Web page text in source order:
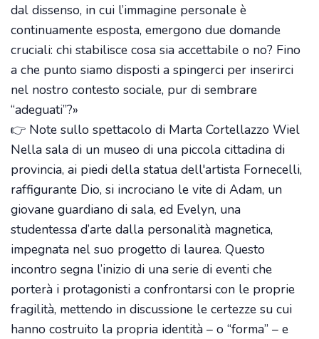
dal dissenso, in cui l’immagine personale è
continuamente esposta, emergono due domande
cruciali: chi stabilisce cosa sia accettabile o no? Fino
a che punto siamo disposti a spingerci per inserirci
nel nostro contesto sociale, pur di sembrare
“adeguati”?»
👉 Note sullo spettacolo di Marta Cortellazzo Wiel
Nella sala di un museo di una piccola cittadina di
provincia, ai piedi della statua dell'artista Fornecelli,
raffigurante Dio, si incrociano le vite di Adam, un
giovane guardiano di sala, ed Evelyn, una
studentessa d’arte dalla personalità magnetica,
impegnata nel suo progetto di laurea. Questo
incontro segna l’inizio di una serie di eventi che
porterà i protagonisti a confrontarsi con le proprie
fragilità, mettendo in discussione le certezze su cui
hanno costruito la propria identità – o “forma” – e